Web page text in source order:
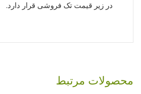
در زیر قیمت تک فروشی قرار دارد.
محصولات مرتبط